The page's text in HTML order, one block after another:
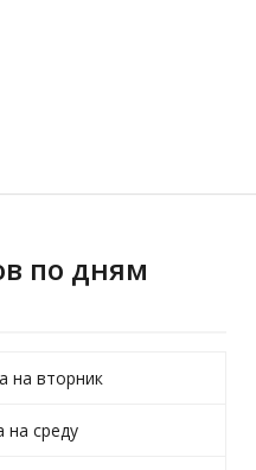
по дням
на вторник
на среду